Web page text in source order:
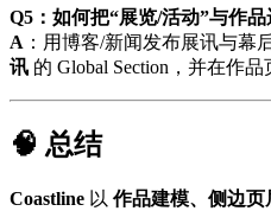
Q5：如何把“展览/活动”与作品
A ：用博客/新闻发布展讯与幕
讯 的 Global Section，并在作品
🧠 总结
Coastline 以 作品建模、侧边